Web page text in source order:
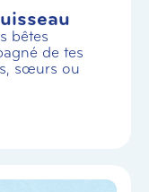
bêtes
de tes
sœurs ou